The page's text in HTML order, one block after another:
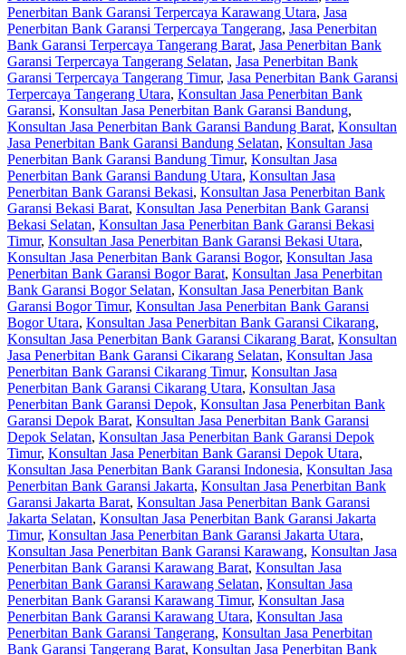
Penerbitan Bank Garansi Terpercaya Karawang Utara, Jasa
Penerbitan Bank Garansi Terpercaya Tangerang, Jasa Penerbitan
Bank Garansi Terpercaya Tangerang Barat, Jasa Penerbitan Bank
Garansi Terpercaya Tangerang Selatan, Jasa Penerbitan Bank
Garansi Terpercaya Tangerang Timur, Jasa Penerbitan Bank Garansi
Terpercaya Tangerang Utara, Konsultan Jasa Penerbitan Bank
Garansi, Konsultan Jasa Penerbitan Bank Garansi Bandung,
Konsultan Jasa Penerbitan Bank Garansi Bandung Barat, Konsultan
Jasa Penerbitan Bank Garansi Bandung Selatan, Konsultan Jasa
Penerbitan Bank Garansi Bandung Timur, Konsultan Jasa
Penerbitan Bank Garansi Bandung Utara, Konsultan Jasa
Penerbitan Bank Garansi Bekasi, Konsultan Jasa Penerbitan Bank
Garansi Bekasi Barat, Konsultan Jasa Penerbitan Bank Garansi
Bekasi Selatan, Konsultan Jasa Penerbitan Bank Garansi Bekasi
Timur, Konsultan Jasa Penerbitan Bank Garansi Bekasi Utara,
Konsultan Jasa Penerbitan Bank Garansi Bogor, Konsultan Jasa
Penerbitan Bank Garansi Bogor Barat, Konsultan Jasa Penerbitan
Bank Garansi Bogor Selatan, Konsultan Jasa Penerbitan Bank
Garansi Bogor Timur, Konsultan Jasa Penerbitan Bank Garansi
Bogor Utara, Konsultan Jasa Penerbitan Bank Garansi Cikarang,
Konsultan Jasa Penerbitan Bank Garansi Cikarang Barat, Konsultan
Jasa Penerbitan Bank Garansi Cikarang Selatan, Konsultan Jasa
Penerbitan Bank Garansi Cikarang Timur, Konsultan Jasa
Penerbitan Bank Garansi Cikarang Utara, Konsultan Jasa
Penerbitan Bank Garansi Depok, Konsultan Jasa Penerbitan Bank
Garansi Depok Barat, Konsultan Jasa Penerbitan Bank Garansi
Depok Selatan, Konsultan Jasa Penerbitan Bank Garansi Depok
Timur, Konsultan Jasa Penerbitan Bank Garansi Depok Utara,
Konsultan Jasa Penerbitan Bank Garansi Indonesia, Konsultan Jasa
Penerbitan Bank Garansi Jakarta, Konsultan Jasa Penerbitan Bank
Garansi Jakarta Barat, Konsultan Jasa Penerbitan Bank Garansi
Jakarta Selatan, Konsultan Jasa Penerbitan Bank Garansi Jakarta
Timur, Konsultan Jasa Penerbitan Bank Garansi Jakarta Utara,
Konsultan Jasa Penerbitan Bank Garansi Karawang, Konsultan Jasa
Penerbitan Bank Garansi Karawang Barat, Konsultan Jasa
Penerbitan Bank Garansi Karawang Selatan, Konsultan Jasa
Penerbitan Bank Garansi Karawang Timur, Konsultan Jasa
Penerbitan Bank Garansi Karawang Utara, Konsultan Jasa
Penerbitan Bank Garansi Tangerang, Konsultan Jasa Penerbitan
Bank Garansi Tangerang Barat, Konsultan Jasa Penerbitan Bank